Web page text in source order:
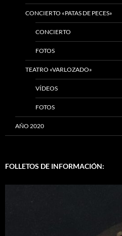
CONCIERTO «PATAS DE PECES»
CONCIERTO
FOTOS
TEATRO «VARLOZADO»
VÍDEOS
FOTOS
AÑO 2020
FOLLETOS DE INFORMACIÓN: